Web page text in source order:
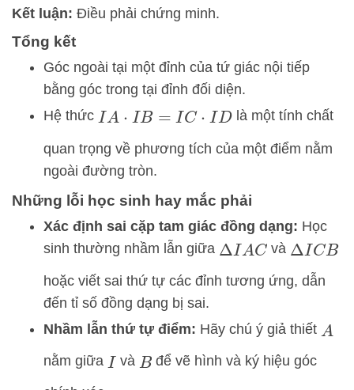
Kết luận: Điều phải chứng minh.
Tổng kết
Góc ngoài tại một đỉnh của tứ giác nội tiếp
bằng góc trong tại đỉnh đối diện.
Hệ thức IA⋅ IB=IC⋅I D là một tính chất
quan trọng về phương tích của một điểm nằm
ngoài đường tròn.
Những lỗi học sinh hay mắc phải
Xác định sai cặp tam giác đồng dạng: Học
sinh thường nhầm lẫn giữa ΔIAC và ΔICB
hoặc viết sai thứ tự các đỉnh tương ứng, dẫn
đến tỉ số đồng dạng bị sai.
Nhầm lẫn thứ tự điểm: Hãy chú ý giả thiết A
nằm giữa I và B để vẽ hình và ký hiệu góc